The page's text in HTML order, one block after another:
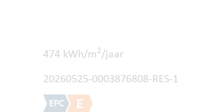
474 kWh/m2/jaar
20260525-0003876808-RES-1